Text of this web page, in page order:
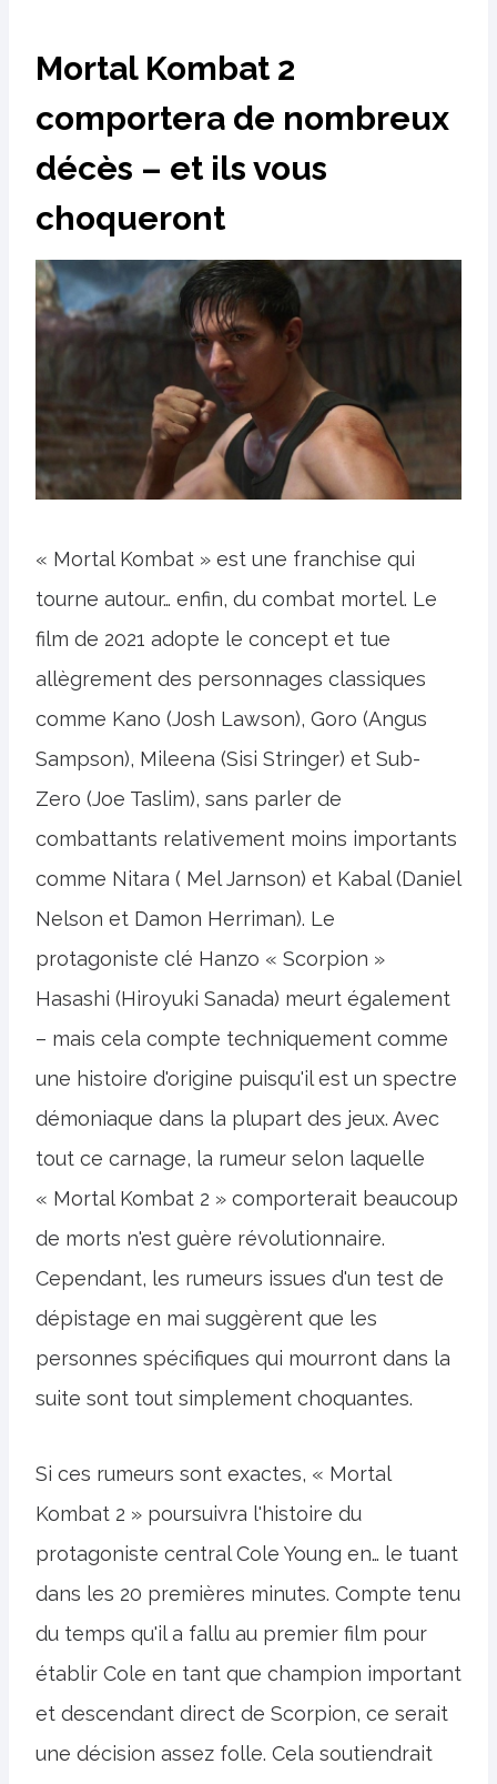
Mortal Kombat 2
comportera de nombreux
décès – et ils vous
choqueront
« Mortal Kombat » est une franchise qui
tourne autour… enfin, du combat mortel. Le
film de 2021 adopte le concept et tue
allègrement des personnages classiques
comme Kano (Josh Lawson), Goro (Angus
Sampson), Mileena (Sisi Stringer) et Sub-
Zero (Joe Taslim), sans parler de
combattants relativement moins importants
comme Nitara ( Mel Jarnson) et Kabal (Daniel
Nelson et Damon Herriman). Le
protagoniste clé Hanzo « Scorpion »
Hasashi (Hiroyuki Sanada) meurt également
– ​​mais cela compte techniquement comme
une histoire d'origine puisqu'il est un spectre
démoniaque dans la plupart des jeux. Avec
tout ce carnage, la rumeur selon laquelle
« Mortal Kombat 2 » comporterait beaucoup
de morts n'est guère révolutionnaire.
Cependant, les rumeurs issues d'un test de
dépistage en mai suggèrent que les
personnes spécifiques qui mourront dans la
suite sont tout simplement choquantes.
Si ces rumeurs sont exactes, « Mortal
Kombat 2 » poursuivra l'histoire du
protagoniste central Cole Young en… le tuant
dans les 20 premières minutes. Compte tenu
du temps qu'il a fallu au premier film pour
établir Cole en tant que champion important
et descendant direct de Scorpion, ce serait
une décision assez folle. Cela soutiendrait